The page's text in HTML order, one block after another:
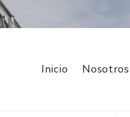
Inicio Nosotros